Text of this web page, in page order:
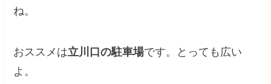
ね。
おススメは立川口の駐車場です。とっても広い
よ。